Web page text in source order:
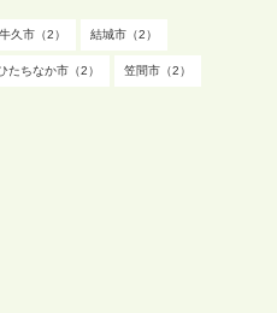
牛久市（2） 結城市（2）
たちなか市（2） 笠間市（2）